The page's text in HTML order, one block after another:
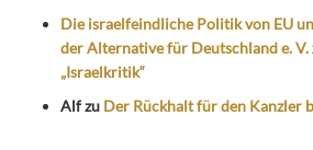
Die israelfeindliche Politik von EU
der Alternative für Deutschland e. V.
„Israelkritik“
Alfzu Der Rückhalt für den Kanzler